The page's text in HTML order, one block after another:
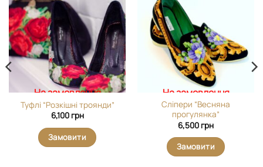
Додати
виріб у
вибране
На замовлення
Туфлі “Розкішні троянди”
6,100 грн
Замовити
На замовлення
Сліпери “Весняна
прогулянка”
6,500 грн
Замовити